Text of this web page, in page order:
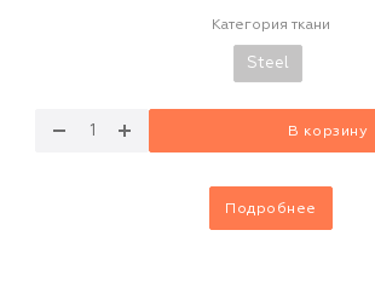
Категория ткани
Steel
В корзину
Подробнее